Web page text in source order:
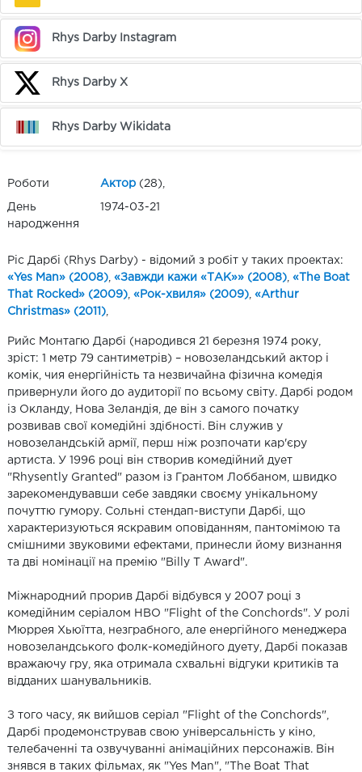
Rhys Darby Instagram
Rhys Darby X
Rhys Darby Wikidata
Роботи Актор (28),
День
народження
1974-03-21
Ріс Дарбі (Rhys Darby) - відомий з робіт у таких проектах:
«Yes Man» (2008) «Завжди кажи «ТАК»» (2008) «The Boat
That Rocked» (2009) «Рок-хвиля» (2009) «Arthur
Christmas» (2011)
Рийс Монтагю Дарбі (народився 21 березня 1974 року,
зріст: 1 метр 79 сантиметрів) – новозеландський актор і
комік, чия енергійність та незвичайна фізична комедія
привернули його до аудиторії по всьому світу. Дарбі родом
із Окланду, Нова Зеландія, де він з самого початку
розвивав свої комедійні здібності. Він служив у
новозеландській армії, перш ніж розпочати кар'єру
артиста. У 1996 році він створив комедійний дует
"Rhysently Granted" разом із Грантом Лоббаном, швидко
зарекомендувавши себе завдяки своєму унікальному
почуттю гумору. Сольні стендап-виступи Дарбі, що
характеризуються яскравим оповіданням, пантомімою та
смішними звуковими ефектами, принесли йому визнання
та дві номінації на премію "Billy T Award".
Міжнародний прорив Дарбі відбувся у 2007 році з
комедійним серіалом HBO "Flight of the Conchords". У ролі
Мюррея Хьюїтта, незграбного, але енергійного менеджера
новозеландського фолк-комедійного дуету, Дарбі показав
вражаючу гру, яка отримала схвальні відгуки критиків та
відданих шанувальників.
З того часу, як вийшов серіал "Flight of the Conchords",
Дарбі продемонстрував свою універсальність у кіно,
телебаченні та озвучуванні анімаційних персонажів. Він
знявся в таких фільмах, як "Yes Man", "The Boat That